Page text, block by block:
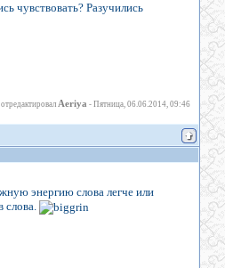
чувствовать? Разучились
Aeriya -Пятница, 06.06.2014, 09:46
энергию слова легче или
слова.